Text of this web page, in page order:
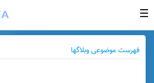
☰
ورود به بخش مدیریت
فهرست موضوعی وبلاگها